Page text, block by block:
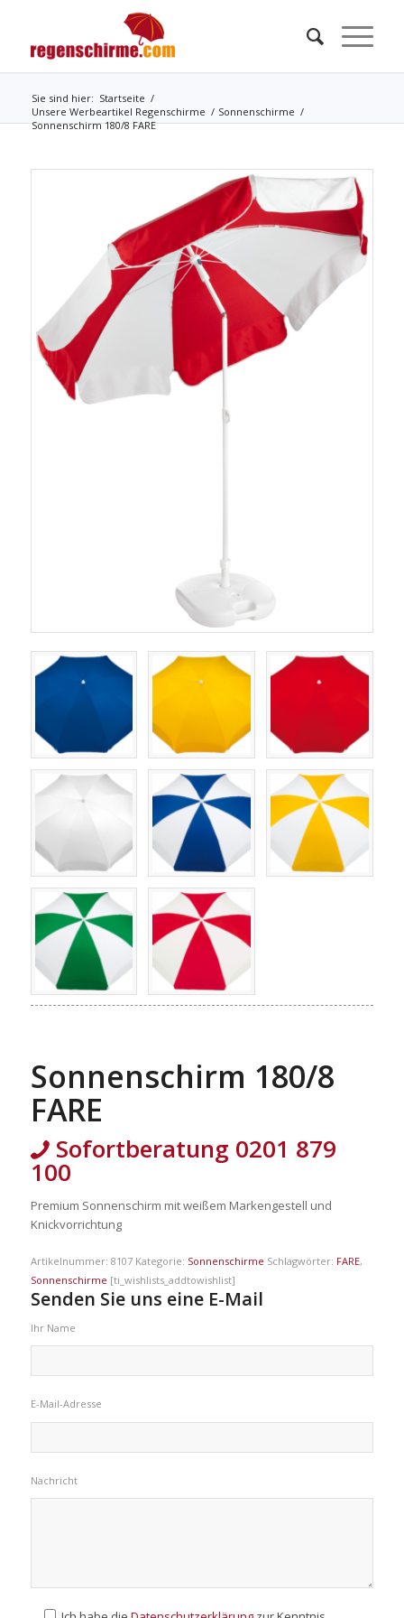
Sie sind hier: Startseite /
Unsere Werbeartikel Regenschirme / Sonnenschirme /
Sonnenschirm 180/8 FARE
Sonnenschirm 180/8
FARE
Sofortberatung 0201 879
100
Premium Sonnenschirm mit weißem Markengestell und
Knickvorrichtung
Artikelnummer: 8107 Kategorie: Sonnenschirme Schlagwörter: FARE,
Sonnenschirme [ti_wishlists_addtowishlist]
Senden Sie uns eine E-Mail
Ihr Name
E-Mail-Adresse
Nachricht